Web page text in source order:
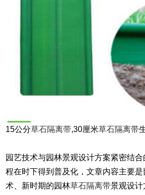
15公分草石隔离带,30厘米草石隔离带
园艺技术与园林景观设计方案紧密结
程在时下得到普及化，文章内容主要是
术、新时期的园林草石隔离带景观设